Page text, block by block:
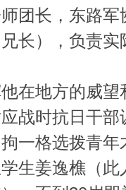
团长，东路
长），负责
在地方的威
战时抗日干
一格选拨青
生姜逸樵（